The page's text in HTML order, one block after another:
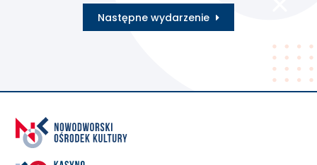
Następne wydarzenie